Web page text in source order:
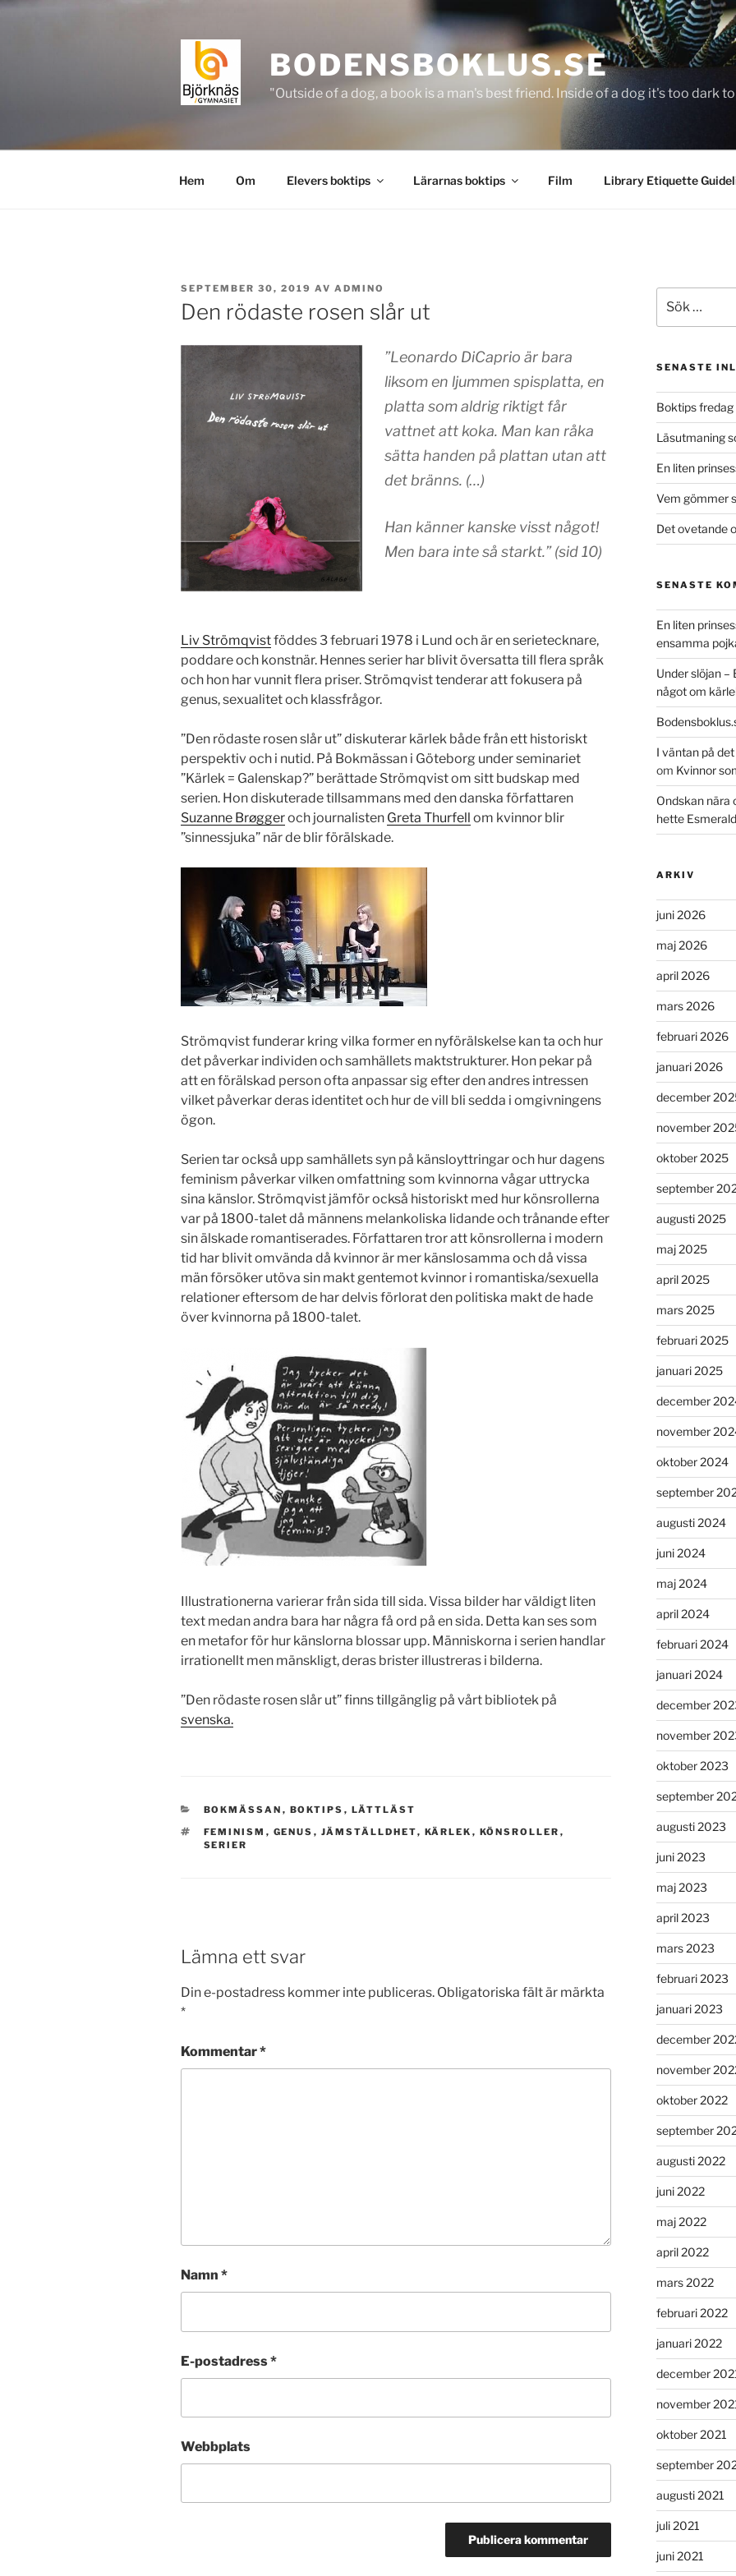
Hoppa
BODENSBOKLUS.SE
"Outside of a dog, a book is a man's best friend. Inside of a dog it's too dark
Hem Om Elevers boktips Lärarnas boktips Film Library Etiquette
PUBLICERAT
SEPTEMBER 30, 2019 AV ADMINO
Den rödaste rosen slår ut
”Leonardo DiCaprio är bara
liksom en ljummen spisplatta, en
platta som aldrig riktigt får
vattnet att koka. Man kan råka
sätta handen på plattan utan att
det bränns. (…)
Han känner kanske visst något!
Men bara inte så starkt.” (sid 10)
Liv Strömqvistföddes 3 februari 1978 i Lund och är en serietecknare,
poddare och konstnär. Hennes serier har blivit översatta till flera språk
och hon har vunnit flera priser. Strömqvist tenderar att fokusera på
genus, sexualitet och klassfrågor.
”Den rödaste rosen slår ut” diskuterar kärlek både från ett historiskt
perspektiv och i nutid. På Bokmässan i Göteborg under seminariet
”Kärlek = Galenskap?” berättade Strömqvist om sitt budskap med
serien. Hon diskuterade tillsammans med den danska författaren
Suzanne Brøggeroch journalisten Greta Thurfell om kvinnor blir
”sinnessjuka” när de blir förälskade.
Strömqvist funderar kring vilka former en nyförälskelse kan ta och hur
det påverkar individen och samhällets maktstrukturer. Hon pekar på
att en förälskad person ofta anpassar sig efter den andres intressen
vilket påverkar deras identitet och hur de vill bli sedda i omgivningens
ögon.
Serien tar också upp samhällets syn på känsloyttringar och hur dagens
feminism påverkar vilken omfattning som kvinnorna vågar uttrycka
sina känslor. Strömqvist jämför också historiskt med hur könsrollerna
var på 1800-talet då männens melankoliska lidande och trånande efter
sin älskade romantiserades. Författaren tror att könsrollerna i modern
tid har blivit omvända då kvinnor är mer känslosamma och då vissa
män försöker utöva sin makt gentemot kvinnor i romantiska/sexuella
relationer eftersom de har delvis förlorat den politiska makt de hade
över kvinnorna på 1800-talet.
Illustrationerna varierar från sida till sida. Vissa bilder har väldigt liten
text medan andra bara har några få ord på en sida. Detta kan ses som
en metafor för hur känslorna blossar upp. Människorna i serien handlar
irrationellt men mänskligt, deras brister illustreras i bilderna.
”Den rödaste rosen slår ut” finns tillgänglig på vårt bibliotek på
svenska.
KATEGORIER
BOKMÄSSAN , BOKTIPS , LÄTTLÄST
TAGGAR
FEMINISM , GENUS , JÄMSTÄLLDHET, KÄRLEK , KÖNSROLLER ,
SERIER
Lämna ett svar
Din e-postadress kommer inte publiceras. Obligatoriska fält är märkta
*
Kommentar*
Namn *
E-postadress*
Webbplats
efter:
SENASTE
Boktips fredag
Läsutmaning
En liten
Vem gömmer
Det ovetande
SENASTE
En liten
ensamma
Under slöjan –
något om
I väntan på
om Kvinnor
Ondskan nära
hette
ARKIV
juni 2026
maj 2026
april 2026
mars 2026
februari 2026
januari 2026
december
november
oktober 2025
september
augusti 2025
maj 2025
april 2025
mars 2025
februari 2025
januari 2025
december
november
oktober 2024
september
augusti 2024
juni 2024
maj 2024
april 2024
februari 2024
januari 2024
december
november
oktober 2023
september
augusti 2023
juni 2023
maj 2023
april 2023
mars 2023
februari 2023
januari 2023
december
november
oktober 2022
september
augusti 2022
juni 2022
maj 2022
april 2022
mars 2022
februari 2022
januari 2022
december
november
oktober 2021
september
augusti 2021
juli 2021
juni 2021